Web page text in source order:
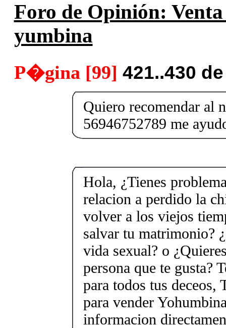
Foro de Opinión:
yumbina
P�gina [99] 421..430
Quiero recomendar al
56946752789 me
Hola, ¿Tienes
relacion a perdido la
volver a los viejos
salvar tu matrimonio?
vida sexual? o
persona que te gusta?
para todos tus deceos,
para vender
informacion